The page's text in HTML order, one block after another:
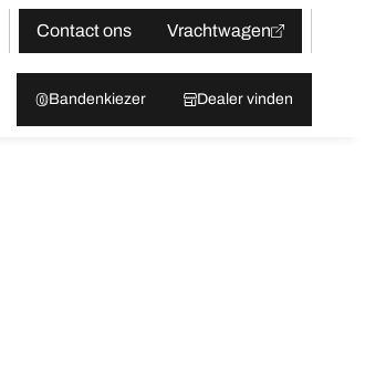
Contact ons
Vrachtwagen
Bandenkiezer Dealer vinden